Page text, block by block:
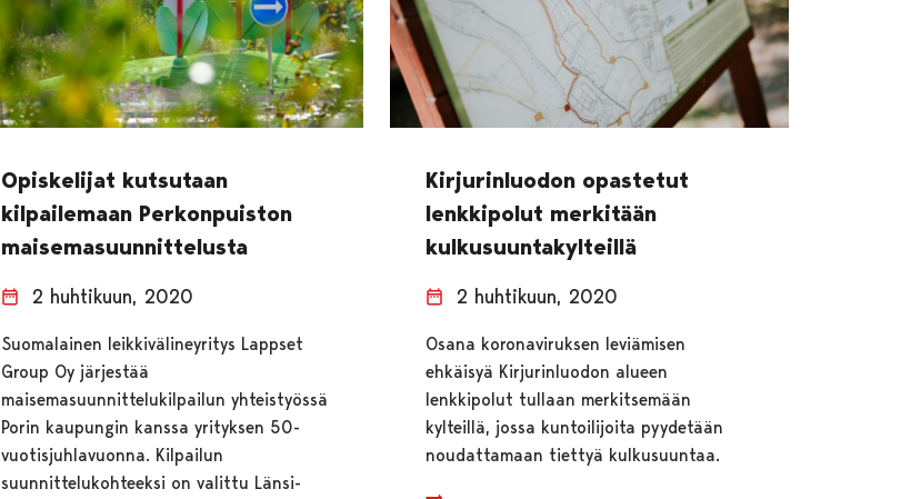
Opiskelijat kutsutaan
kilpailemaan Perkonpuiston
maisemasuunnittelusta
2 huhtikuun, 2020
Suomalainen leikkivälineyritys Lappset
Group Oy järjestää
maisemasuunnittelukilpailun yhteistyössä
Porin kaupungin kanssa yrityksen 50-
vuotisjuhlavuonna. Kilpailun
suunnittelukohteeksi on valittu Länsi-
Kirjurinluodon opastetut
lenkkipolut merkitään
kulkusuuntakylteillä
2 huhtikuun, 2020
Osana koronaviruksen leviämisen
ehkäisyä Kirjurinluodon alueen
lenkkipolut tullaan merkitsemään
kylteillä, jossa kuntoilijoita pyydetään
noudattamaan tiettyä kulkusuuntaa.